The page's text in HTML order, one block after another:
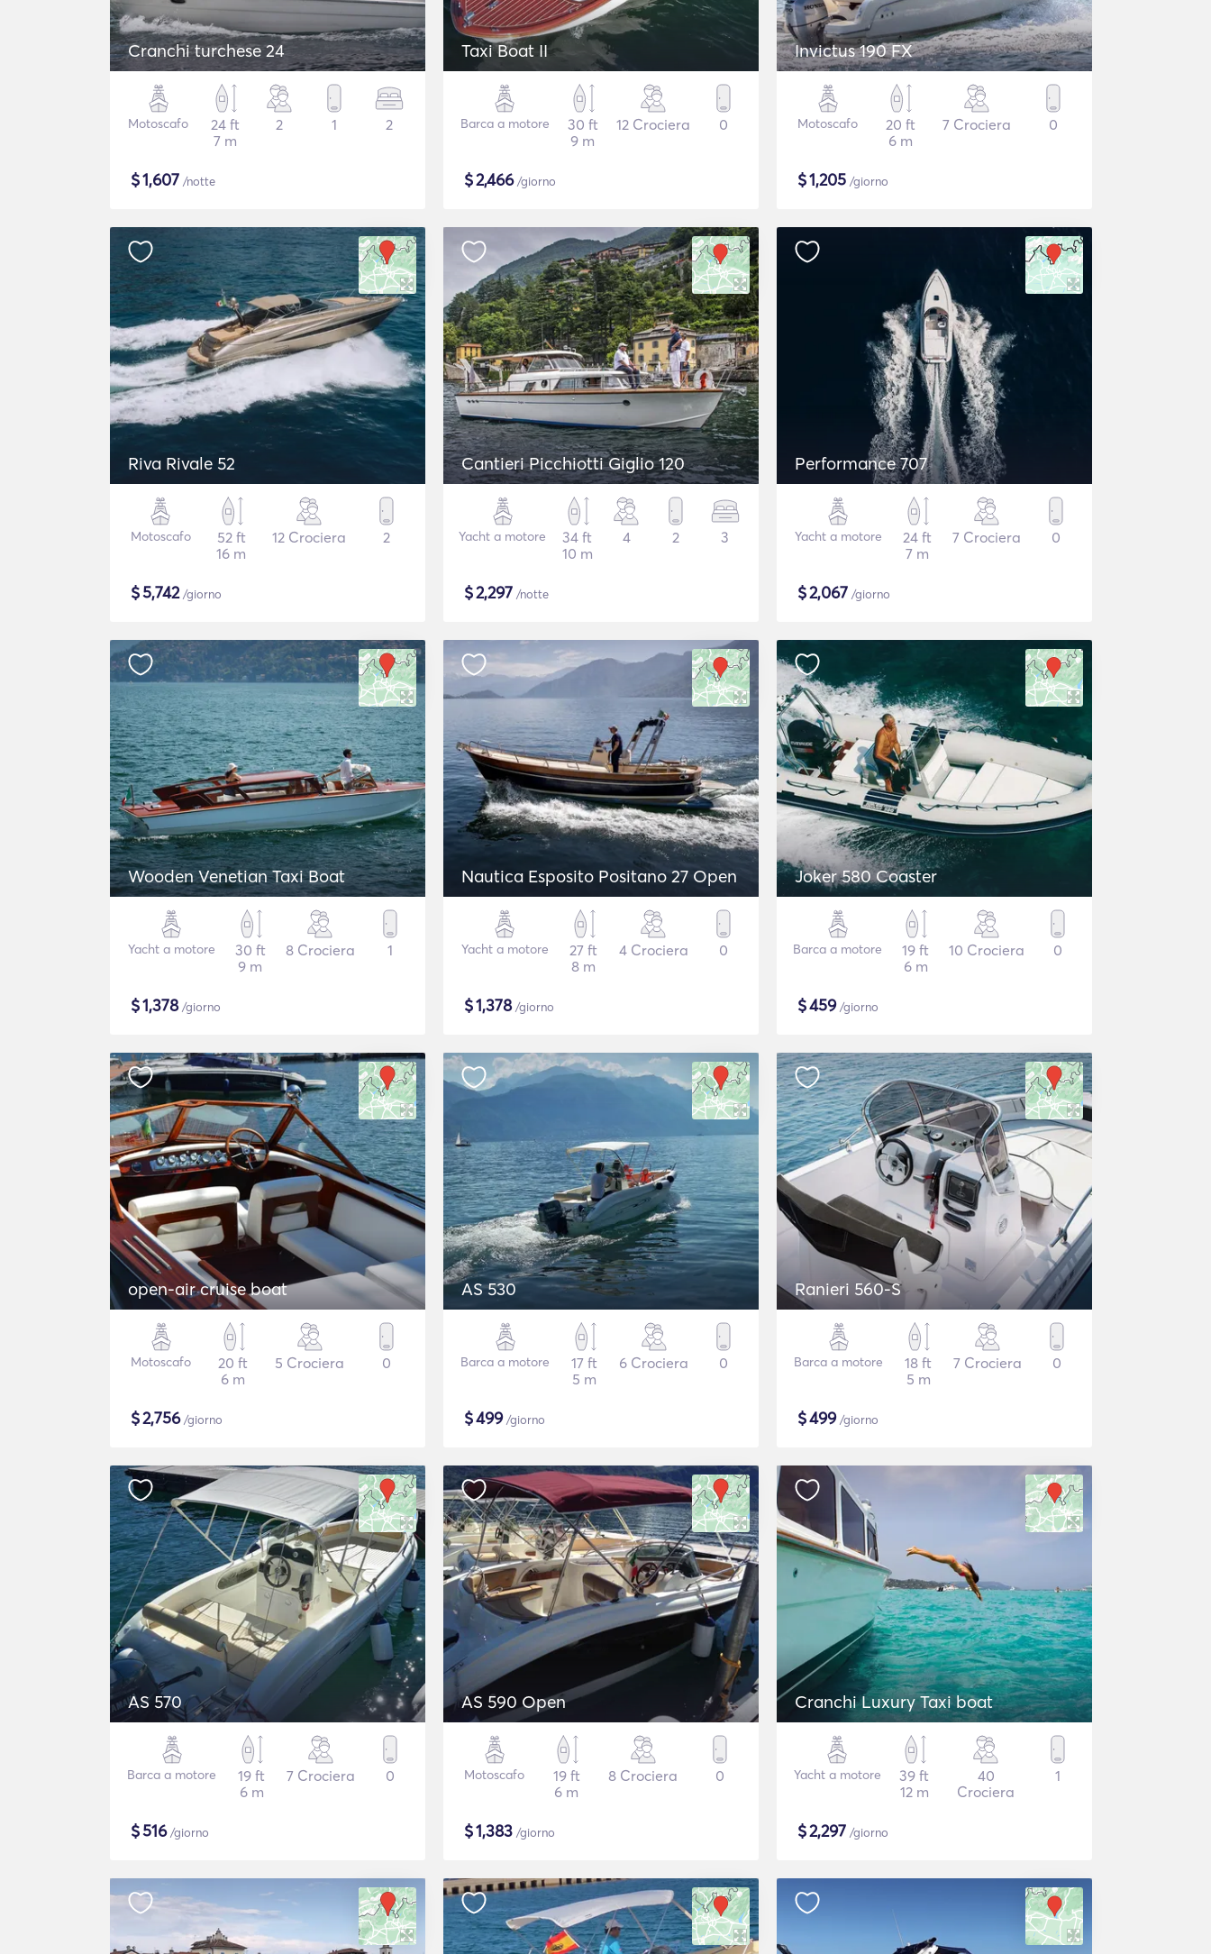
Cranchi turchese 24
Motoscafo
24 ft
7 m
2 1 2
$1,607 /notte
Taxi Boat II
Barca a motore
30 ft
9 m
12 Crociera 0
$2,466/giorno
Invictus 190 FX
Motoscafo
20 ft
6 m
7 Crociera 0
$1,205 /giorno
Riva Rivale 52
Motoscafo
52 ft
16 m
12 Crociera 2
$5,742/giorno
Cantieri Picchiotti Giglio 120
Yacht a motore
34 ft
10 m
4 2 3
$2,297 /notte
Performance 707
Yacht a motore
24 ft
7 m
7 Crociera 0
$2,067 /giorno
Wooden Venetian Taxi Boat
Yacht a motore
30 ft
9 m
8 Crociera 1
$1,378/giorno
Nautica Esposito Positano 27 Open
Yacht a motore
27 ft
8 m
4 Crociera 0
$1,378/giorno
Joker 580 Coaster
Barca a motore
19 ft
6 m
10 Crociera 0
$459/giorno
open-air cruise boat
Motoscafo
20 ft
6 m
5 Crociera 0
$2,756/giorno
AS 530
Barca a motore
17 ft
5 m
6 Crociera 0
$499/giorno
Ranieri 560-S
Barca a motore
18 ft
5 m
7 Crociera 0
$499/giorno
AS 570
Barca a motore
19 ft
6 m
7 Crociera 0
$516/giorno
AS 590 Open
Motoscafo
19 ft
6 m
8 Crociera 0
$1,383 /giorno
Cranchi Luxury Taxi boat
Yacht a motore
39 ft
12 m
40
Crociera
1
$2,297 /giorno